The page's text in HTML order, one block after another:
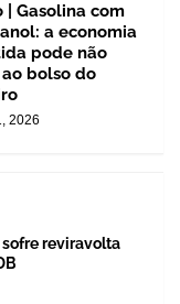
| Gasolina com
a economia
pode não
bolso do
2026
sofre reviravolta